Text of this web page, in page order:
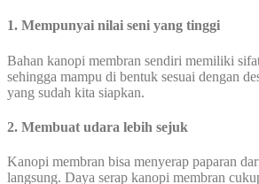
1. Mempunyai nilai seni yang tinggi
Bahan kanopi membran sendiri memiliki
sehingga mampu di bentuk sesuai dengan
yang sudah kita siapkan.
2. Membuat udara lebih sejuk
Kanopi membran bisa menyerap paparan
langsung. Daya serap kanopi membran